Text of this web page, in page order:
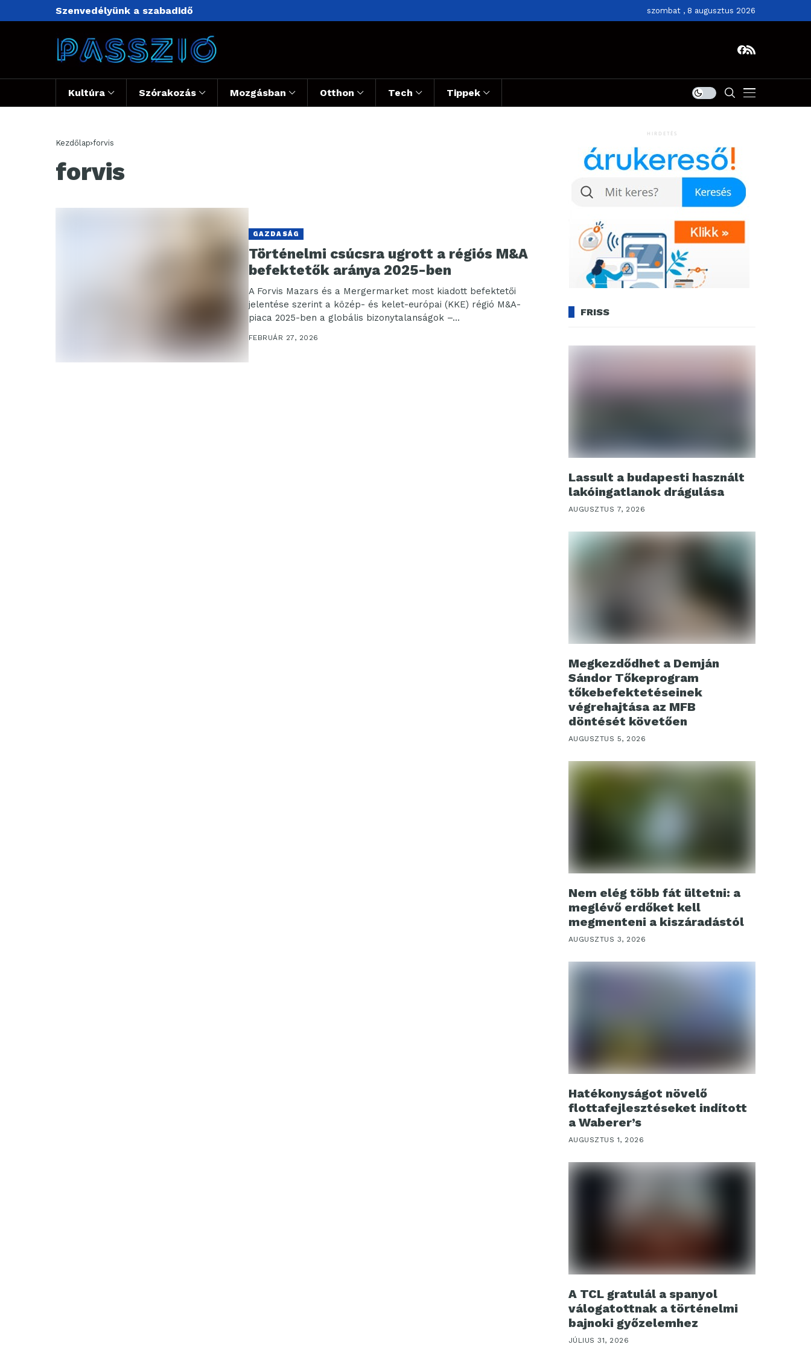
Szenvedélyünk a szabadidő szombat , 8 augusztus 2026
Kultúra Szórakozás Mozgásban Otthon Tech Tippek
Kezdőlap forvis
forvis
GAZDASÁG
Történelmi csúcsra ugrott a régiós M&A
befektetők aránya 2025-ben
A Forvis Mazars és a Mergermarket most kiadott befektetői
jelentése szerint a közép- és kelet-európai (KKE) régió M&A-
piaca 2025-ben a globális bizonytalanságok –...
FEBRUÁR 27, 2026
HIRDETÉS
FRISS
Lassult a budapesti használt
lakóingatlanok drágulása
AUGUSZTUS 7, 2026
Megkezdődhet a Demján
Sándor Tőkeprogram
tőkebefektetéseinek
végrehajtása az MFB
döntését követően
AUGUSZTUS 5, 2026
Nem elég több fát ültetni: a
meglévő erdőket kell
megmenteni a kiszáradástól
AUGUSZTUS 3, 2026
Hatékonyságot növelő
flottafejlesztéseket indított
a Waberer’s
AUGUSZTUS 1, 2026
A TCL gratulál a spanyol
válogatottnak a történelmi
bajnoki győzelemhez
JÚLIUS 31, 2026